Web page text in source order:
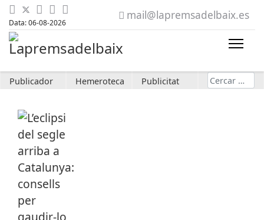
Data: 06-08-2026
mail@lapremsadelbaix.es
Publicador Hemeroteca Publicitat Cerca